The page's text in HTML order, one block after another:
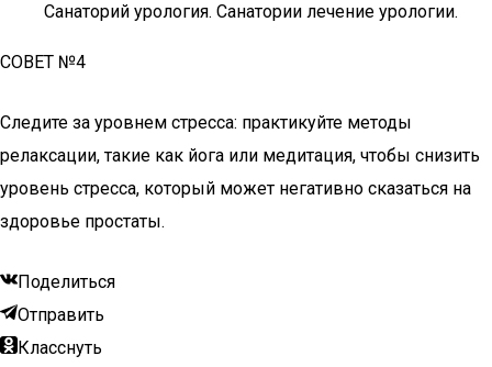
Санаторий урология. Санатории лечение урологии.
СОВЕТ №4
Следите за уровнем стресса: практикуйте методы
релаксации, такие как йога или медитация, чтобы снизить
уровень стресса, который может негативно сказаться на
здоровье простаты.
Поделиться
Отправить
Класснуть